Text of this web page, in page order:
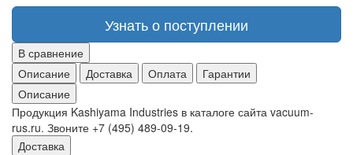
Узнать о поступлении
В сравнение
Описание
Доставка Оплата
Гарантии
Описание
Продукция Kashiyama Industries в каталоге сайта vacuum-
rus.ru. Звоните +7 (495) 489-09-19.
Доставка